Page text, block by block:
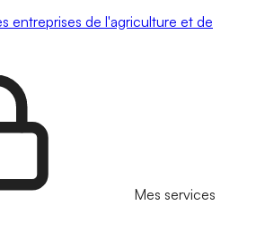
entreprises de l'agriculture et de
Mes services